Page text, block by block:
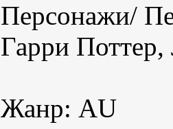
Персонажи/
Гарри
Жанр: AU